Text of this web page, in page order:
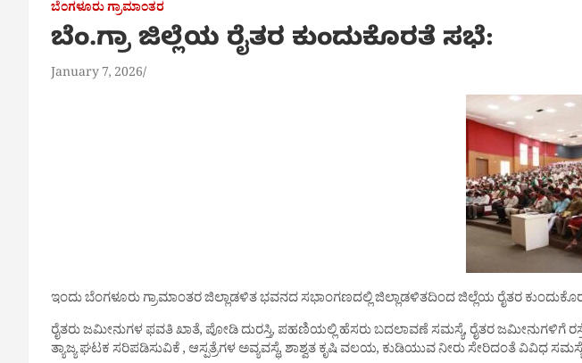
ಬೆಂಗಳೂರು ಗ್ರಾಮಾಂತರ
ಬೆಂ.ಗ್ರಾ ಜಿಲ್ಲೆಯ ರೈತರ ಕುಂದುಕೊರತೆ ಸಭೆ:
January 7, 2026
ಇಂದು ಬೆಂಗಳೂರು ಗ್ರಾಮಾಂತರ ಜಿಲ್ಲಾಡಳಿತ ಭವನದ ಸಭಾಂಗಣದಲ್ಲಿ ಜಿಲ್ಲಾಡಳಿತದಿಂದ ಜಿಲ್ಲೆಯ ರೈತರ
ರೈತರು ಜಮೀನುಗಳ ಫವತಿ ಖಾತೆ, ಪೋಡಿ ದುರಸ್ತಿ, ಪಹಣಿಯಲ್ಲಿ ಹೆಸರು ಬದಲಾವಣೆ ಸಮಸ್ಯೆ, ರೈತರ ಜಮೀನುಗಳಿಗೆ
ತ್ಯಾಜ್ಯ ಘಟಕ ಸರಿಪಡಿಸುವಿಕೆ , ಆಸ್ಪತ್ರೆಗಳ ಅವ್ಯವಸ್ಥೆ, ಶಾಶ್ವತ ಕೃಷಿ ವಲಯ, ಕುಡಿಯುವ ನೀರು ಸೇರಿದಂತೆ ವಿವಿಧ